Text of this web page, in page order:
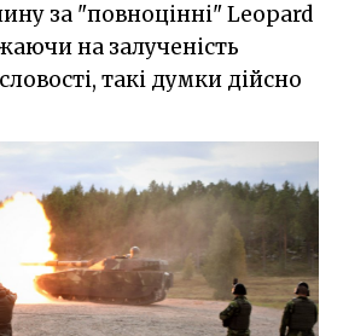
за "повноцінні" Leopard
на залученість
такі думки дійсно